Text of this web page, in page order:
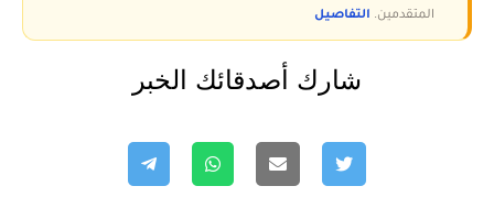
المتقدمين. التفاصيل
شارك أصدقائك الخبر